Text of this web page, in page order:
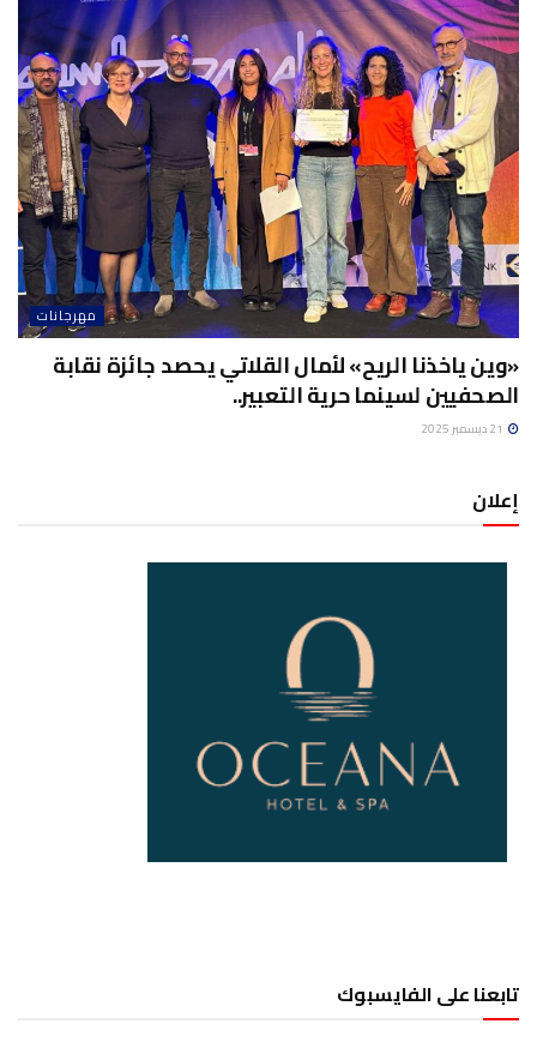
مهرجانات
«وين ياخذنا الريح» لأمال القلاتي يحصد جائزة نقابة
الصحفيين لسينما حرية التعبير..
إعلان
تابعنا على الفايسبوك